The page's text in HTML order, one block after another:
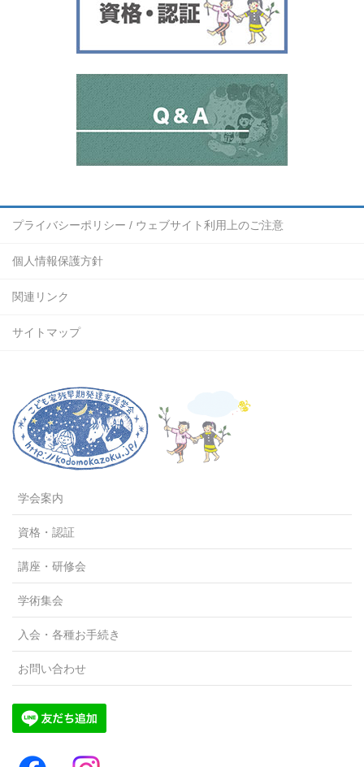
プライバシーポリシー / ウェブサイト利用上のご注意
個人情報保護方針
関連リンク
サイトマップ
学会案内
資格・認証
講座・研修会
学術集会
入会・各種お手続き
お問い合わせ